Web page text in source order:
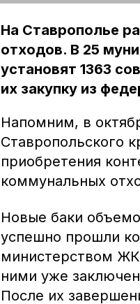
На Ставрополье
отходов. В 25
установят 1363
их закупку из
Напомним, в
Ставропольского
приобретения
коммунальных
Новые баки
успешно прошли
министерством
ними уже
После их